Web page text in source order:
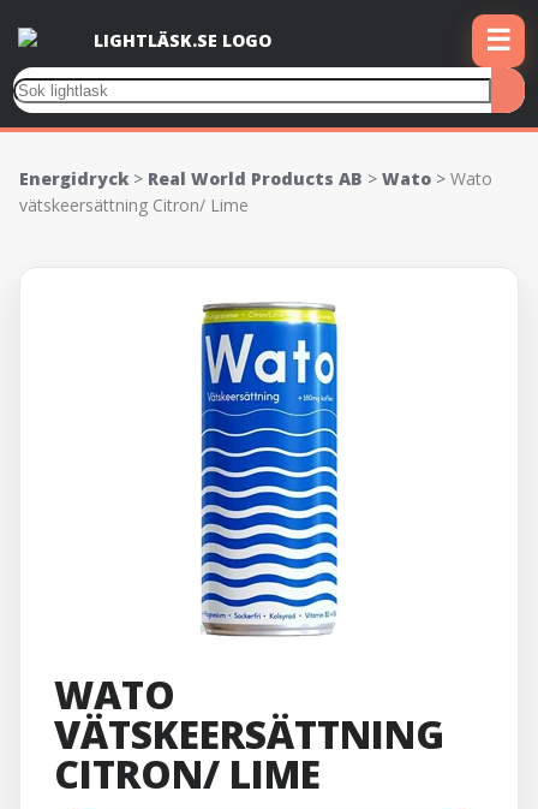
☰
Energidryck > Real World Products AB > Wato > Wato
vätskeersättning Citron/ Lime
WATO
VÄTSKEERSÄTTNING
CITRON/ LIME